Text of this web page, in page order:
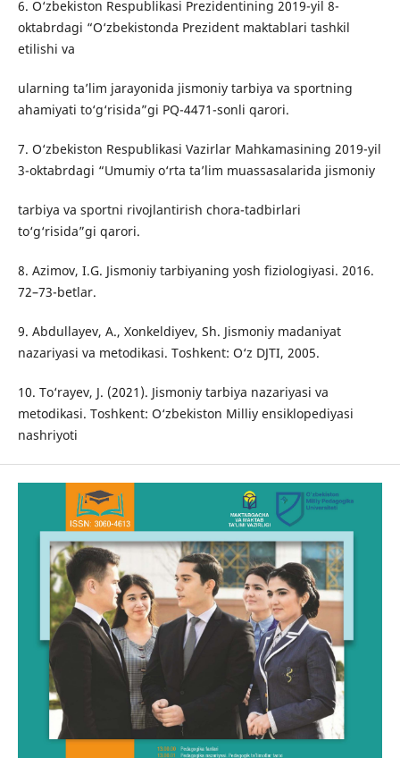
6. O‘zbekiston Respublikasi Prezidentining 2019-yil 8-
oktabrdagi “O‘zbekistonda Prezident maktablari tashkil
etilishi va
ularning ta’lim jarayonida jismoniy tarbiya va sportning
ahamiyati to‘g‘risida”gi PQ-4471-sonli qarori.
7. O‘zbekiston Respublikasi Vazirlar Mahkamasining 2019-yil
3-oktabrdagi “Umumiy o‘rta ta’lim muassasalarida jismoniy
tarbiya va sportni rivojlantirish chora-tadbirlari
to‘g‘risida”gi qarori.
8. Azimov, I.G. Jismoniy tarbiyaning yosh fiziologiyasi. 2016.
72–73-betlar.
9. Abdullayev, A., Xonkeldiyev, Sh. Jismoniy madaniyat
nazariyasi va metodikasi. Toshkent: O‘z DJTI, 2005.
10. To‘rayev, J. (2021). Jismoniy tarbiya nazariyasi va
metodikasi. Toshkent: O‘zbekiston Milliy ensiklopediyasi
nashriyoti